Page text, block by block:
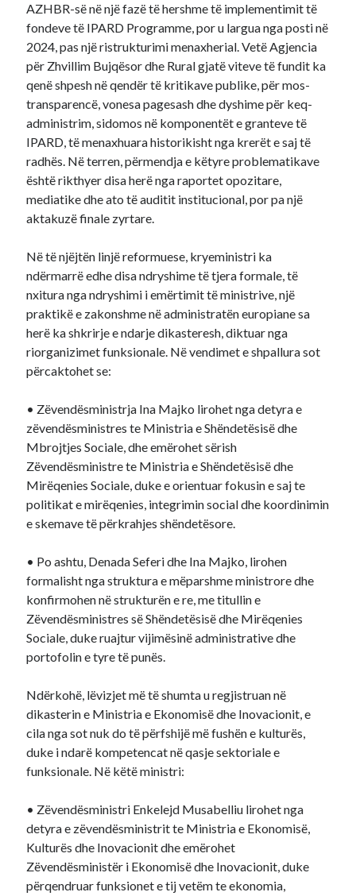
AZHBR-së në një fazë të hershme të implementimit të
fondeve të IPARD Programme, por u largua nga posti në
2024, pas një ristrukturimi menaxherial. Vetë Agjencia
për Zhvillim Bujqësor dhe Rural gjatë viteve të fundit ka
qenë shpesh në qendër të kritikave publike, për mos-
transparencë, vonesa pagesash dhe dyshime për keq-
administrim, sidomos në komponentët e granteve të
IPARD, të menaxhuara historikisht nga krerët e saj të
radhës. Në terren, përmendja e këtyre problematikave
është rikthyer disa herë nga raportet opozitare,
mediatike dhe ato të auditit institucional, por pa një
aktakuzë finale zyrtare.
Në të njëjtën linjë reformuese, kryeministri ka
ndërmarrë edhe disa ndryshime të tjera formale, të
nxitura nga ndryshimi i emërtimit të ministrive, një
praktikë e zakonshme në administratën europiane sa
herë ka shkrirje e ndarje dikasteresh, diktuar nga
riorganizimet funksionale. Në vendimet e shpallura sot
përcaktohet se:
• Zëvendësministrja Ina Majko lirohet nga detyra e
zëvendësministres te Ministria e Shëndetësisë dhe
Mbrojtjes Sociale, dhe emërohet sërish
Zëvendësministre te Ministria e Shëndetësisë dhe
Mirëqenies Sociale, duke e orientuar fokusin e saj te
politikat e mirëqenies, integrimin social dhe koordinimin
e skemave të përkrahjes shëndetësore.
• Po ashtu, Denada Seferi dhe Ina Majko, lirohen
formalisht nga struktura e mëparshme ministrore dhe
konfirmohen në strukturën e re, me titullin e
Zëvendësministres së Shëndetësisë dhe Mirëqenies
Sociale, duke ruajtur vijimësinë administrative dhe
portofolin e tyre të punës.
Ndërkohë, lëvizjet më të shumta u regjistruan në
dikasterin e Ministria e Ekonomisë dhe Inovacionit, e
cila nga sot nuk do të përfshijë më fushën e kulturës,
duke i ndarë kompetencat në qasje sektoriale e
funksionale. Në këtë ministri:
• Zëvendësministri Enkelejd Musabelliu lirohet nga
detyra e zëvendësministrit te Ministria e Ekonomisë,
Kulturës dhe Inovacionit dhe emërohet
Zëvendësministër i Ekonomisë dhe Inovacionit, duke
përqendruar funksionet e tij vetëm te ekonomia,